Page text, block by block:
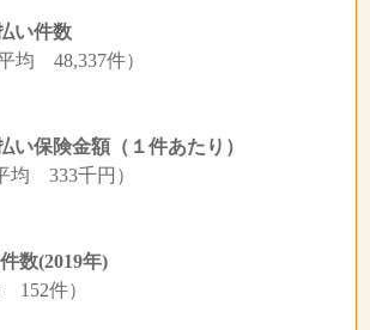
い件数
均 48,337件）
い保険金額（１件あたり）
均 333千円）
数(2019年)
件）